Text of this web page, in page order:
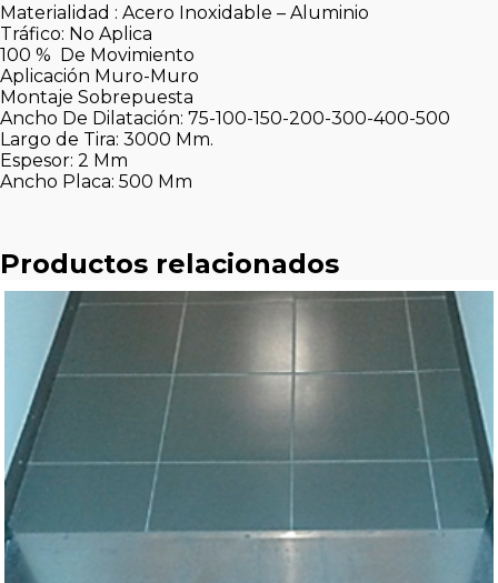
Materialidad : Acero Inoxidable – Aluminio
Tráfico: No Aplica
100 % De Movimiento
Aplicación Muro-Muro
Montaje Sobrepuesta
Ancho De Dilatación: 75-100-150-200-300-400-500
Largo de Tira: 3000 Mm.
Espesor: 2 Mm
Ancho Placa: 500 Mm
Productos relacionados